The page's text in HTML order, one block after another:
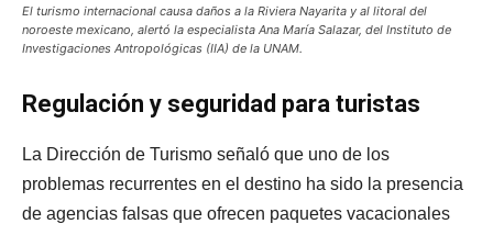
El turismo internacional causa daños a la Riviera Nayarita y al litoral del
noroeste mexicano, alertó la especialista Ana María Salazar, del Instituto de
Investigaciones Antropológicas (IIA) de la UNAM.
Regulación y seguridad para turistas
La Dirección de Turismo señaló que uno de los
problemas recurrentes en el destino ha sido la presencia
de agencias falsas que ofrecen paquetes vacacionales